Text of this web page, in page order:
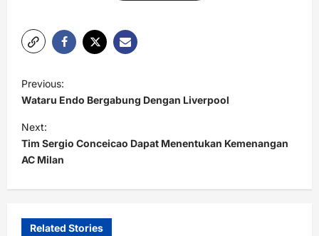
P
o
s
t
n
a
Previous:
Wataru Endo Bergabung Dengan Liverpool
Next:
Tim Sergio Conceicao Dapat Menentukan Kemenangan
AC Milan
Related Stories